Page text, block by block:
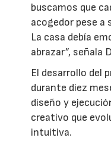
buscamos que
acogedor pese a
La casa debía
abrazar”, señala
El desarrollo del
durante diez
diseño y
creativo que
intuitiva.